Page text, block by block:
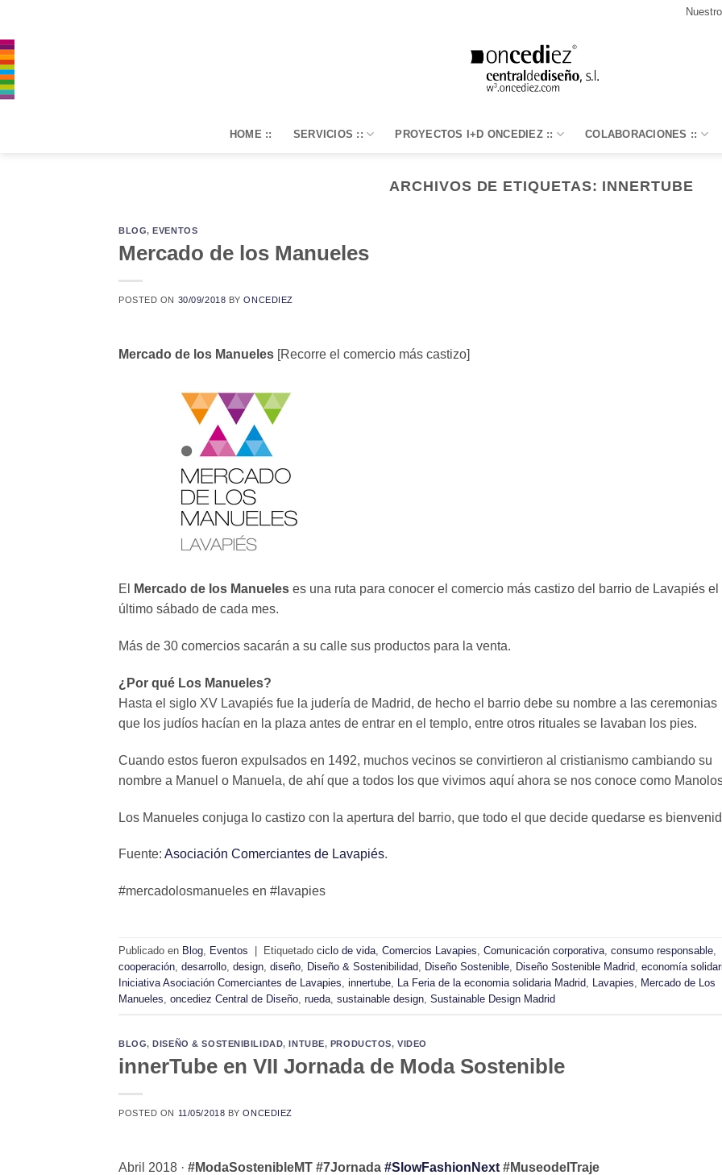
contenido
HOME :: SERVICIOS :: PROYECTOS I+D ONCEDIEZ :: COLABORACIONES ::
ARCHIVOS DE ETIQUETAS: INNERTUBE
BLOG,EVENTOS
Mercado de los Manueles
POSTED ON 30/09/2018 BYONCEDIEZ
Mercado de los Manueles [Recorre el comercio más castizo]
El Mercado de los Manueles es una ruta para conocer el comercio más castizo del barrio de Lavapiés el
último sábado de cada mes.
Más de 30 comercios sacarán a su calle sus productos para la venta.
¿Por qué Los Manueles?
Hasta el siglo XV Lavapiés fue la judería de Madrid, de hecho el barrio debe su nombre a las ceremonias
que los judíos hacían en la plaza antes de entrar en el templo, entre otros rituales se lavaban los pies.
Cuando estos fueron expulsados en 1492, muchos vecinos se convirtieron al cristianismo cambiando su
nombre a Manuel o Manuela, de ahí que a todos los que vivimos aquí ahora se nos conoce como
Los Manueles conjuga lo castizo con la apertura del barrio, que todo el que decide quedarse es
Fuente: Asociación Comerciantes de Lavapiés.
#mercadolosmanueles en #lavapies
Publicado en Blog, Eventos Etiquetado ciclo de vida, Comercios Lavapies, Comunicación corporativa, consumo responsable,
cooperación, desarrollo, design, diseño, Diseño & Sostenibilidad, Diseño Sostenible, Diseño Sostenible Madrid, economía
Iniciativa Asociación Comerciantes de Lavapies, innertube, La Feria de la economia solidaria Madrid, Lavapies, Mercado de Los
Manueles, oncediez Central de Diseño, rueda, sustainable design, Sustainable Design Madrid
BLOG,DISEÑO & SOSTENIBILIDAD,INTUBE, PRODUCTOS,VIDEO
innerTube en VII Jornada de Moda Sostenible
POSTED ON 11/05/2018 BYONCEDIEZ
Abril 2018 · #ModaSostenibleMT #7Jornada #SlowFashionNext #MuseodelTraje